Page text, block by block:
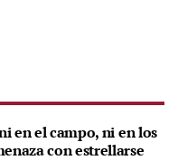
en el campo, ni en los
con estrellarse